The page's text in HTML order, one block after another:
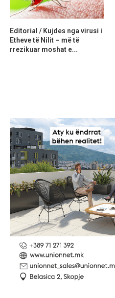
Editorial / Kujdes nga virusi i
Etheve të Nilit – më të
rrezikuar moshat e...